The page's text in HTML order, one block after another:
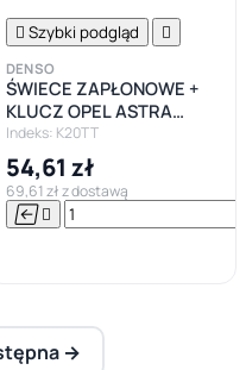


 Szybki podgląd 
DENSO
ŚWIECE ZAPŁONOWE +
KLUCZ OPEL ASTRA
VECTRA CORSA
Indeks: K20TT
54,61 zł
69,61 zł z dostawą
 
→